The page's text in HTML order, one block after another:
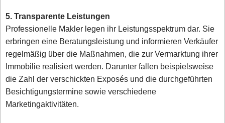
5. Transparente Leistungen
Professionelle Makler legen ihr Leistungsspektrum dar. Sie
erbringen eine Beratungsleistung und informieren Verkäufer
regelmäßig über die Maßnahmen, die zur Vermarktung ihrer
Immobilie realisiert werden. Darunter fallen beispielsweise
die Zahl der verschickten Exposés und die durchgeführten
Besichtigungstermine sowie verschiedene
Marketingaktivitäten.